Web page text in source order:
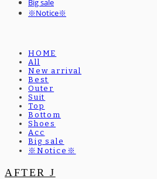
Big sale
※Notice※
HOME
All
New arrival
Best
Outer
Suit
Top
Bottom
Shoes
Acc
Big sale
※Notice※
AFTER J